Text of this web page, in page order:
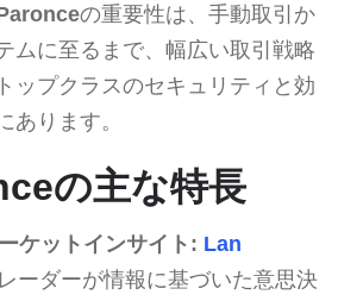
の重要性は、手動取引か
ムに至るまで、幅広い取引戦略
ップクラスのセキュリティと効
あります。
の主な特長
ケットインサイト: Lan
ーダーが情報に基づいた意思決